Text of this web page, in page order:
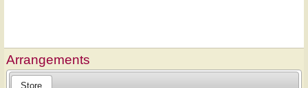
Arrangements
Store